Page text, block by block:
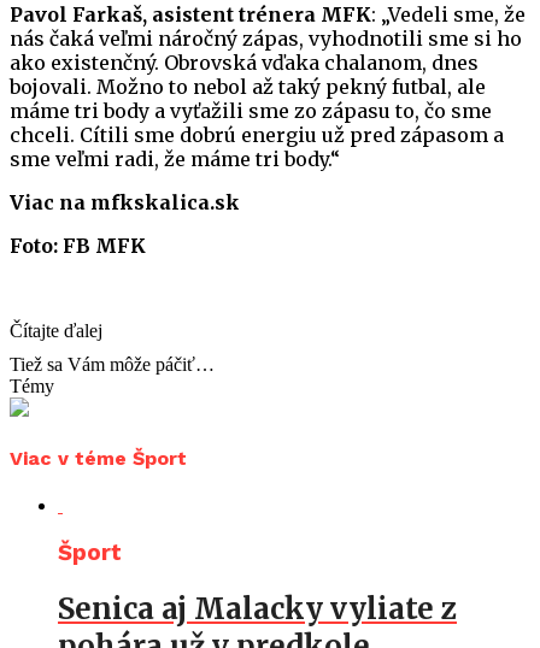
Pavol Farkaš, asistent trénera MFK: „Vedeli sme, že
nás čaká veľmi náročný zápas, vyhodnotili sme si ho
ako existenčný. Obrovská vďaka chalanom, dnes
bojovali. Možno to nebol až taký pekný futbal, ale
máme tri body a vyťažili sme zo zápasu to, čo sme
chceli. Cítili sme dobrú energiu už pred zápasom a
sme veľmi radi, že máme tri body.“
Viac na mfkskalica.sk
Foto: FB MFK
Čítajte ďalej
Tiež sa Vám môže páčiť…
Témy
Viac v téme Šport
Šport
Senica aj Malacky vyliate z